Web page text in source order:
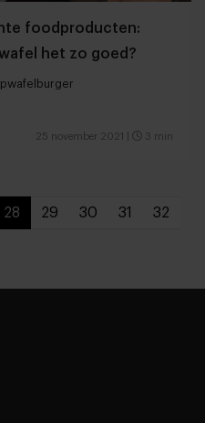
foodproducten:
het zo goed?
25 november 2021 3 min
28 29 30 31 32